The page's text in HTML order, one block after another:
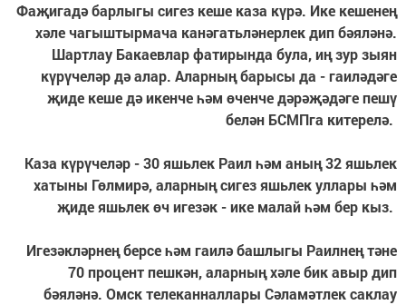
Фаҗигадә барлыгы сигез кеше каза күрә. Ике кешенең
хәле чагыштырмача канәгатьләнерлек дип бәяләнә.
Шартлау Бакаевлар фатирында була, иң зур зыян
күрүчеләр дә алар. Аларның барысы да - гаиләдәге
җиде кеше дә икенче һәм өченче дәрәҗәдәге пешү
белән БСМПга китерелә.
Каза күрүчеләр - 30 яшьлек Раил һәм аның 32 яшьлек
хатыны Гөлмирә, аларның сигез яшьлек уллары һәм
җиде яшьлек өч игезәк - ике малай һәм бер кыз.
Игезәкләрнең берсе һәм гаилә башлыгы Раилнең тәне
70 процент пешкән, аларның хәле бик авыр дип
бәяләнә. Омск телеканналлары Сәламәтлек саклау